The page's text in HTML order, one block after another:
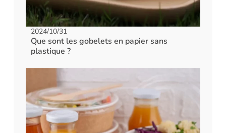
2024/10/31
Que sont les gobelets en papier sans
plastique ?